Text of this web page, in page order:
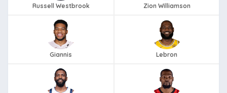
Russell Westbrook Zion Williamson
Giannis Lebron